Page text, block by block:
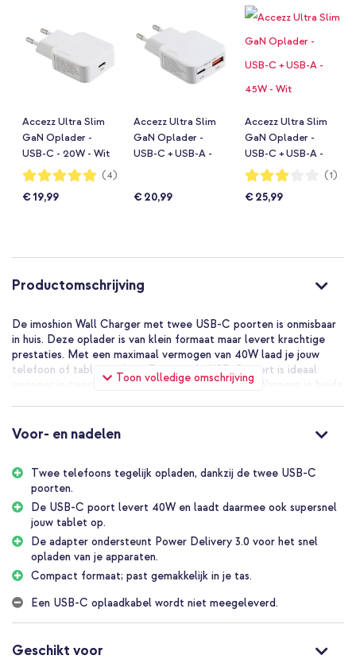
Accezz Ultra Slim
GaN Oplader -
USB-C - 20W - Wit
Waardering:
100%
(4)
€ 19,99
Accezz Ultra Slim
GaN Oplader -
USB-C + USB-A -
€ 20,99
Accezz Ultra Slim
GaN Oplader -
USB-C + USB-A -
45W - Wit
Waardering:
60%
(1)
€ 25,99
Productomschrijving
Toon volledige omschrijving
De imoshion Wall Charger met twee USB-C poorten is onmisbaar
in huis. Deze oplader is van klein formaat maar levert krachtige
prestaties. Met een maximaal vermogen van 40W laad je jouw
telefoon of tablet snel op. De tweede USB-C poort is ideaal
wanneer je twee apparaten tegelijk wilt opladen. Wanneer je beide
De USB-C poorten leveren een maximaal vermogen van 40W
Gebruik je de twee poorten tegelijk? Dan leveren beide
poorten maximaal 20W
Ondersteunt Power Delivery 3.0 voor extra snel laden
Klein formaat van 7 x 4,5 x 2,8 cm
Inclusief 1 jaar garantie
Altijd een efficiënte oplader in huis hebben? Ga dan voor de
imoshion Wall Charger met twee USB-C poorten en laad supersnel
je apparaten op!
Voor- en nadelen
Twee telefoons tegelijk opladen, dankzij de twee USB-C
poorten.
De USB-C poort levert 40W en laadt daarmee ook supersnel
jouw tablet op.
De adapter ondersteunt Power Delivery 3.0 voor het snel
opladen van je apparaten.
Compact formaat; past gemakkelijk in je tas.
Een USB-C oplaadkabel wordt niet meegeleverd.
Geschikt voor